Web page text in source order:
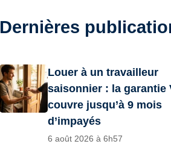
Dernières
Louer à un travailleur
saisonnier : la garantie
couvre jusqu’à 9 mois
d’impayés
6 août 2026 à 6h57